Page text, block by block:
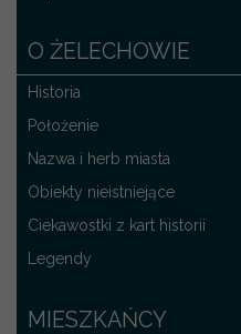
O ŻELECHOWIE
Historia
Położenie
Nazwa i herb miasta
Obiekty nieistniejące
Ciekawostki z kart historii
Legendy
MIESZKAŃCY